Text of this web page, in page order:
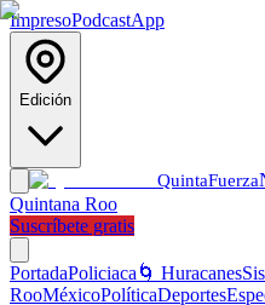
ImpresoPodcastApp
Edición
QuintaFuerza
Quintana Roo
Suscríbete gratis
PortadaPoliciaca 🌀 Huracanes
RooMéxicoPolíticaDeportes